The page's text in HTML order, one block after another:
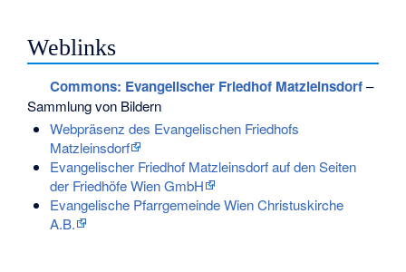
Weblinks
Commons: Evangelischer Friedhof Matzleinsdorf–
Sammlung von Bildern
Webpräsenz des Evangelischen Friedhofs
Matzleinsdorf
Evangelischer Friedhof Matzleinsdorf auf den Seiten
der Friedhöfe Wien GmbH
Evangelische Pfarrgemeinde Wien Christuskirche
A.B.